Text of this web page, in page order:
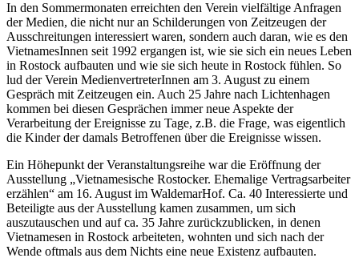
In den Sommermonaten erreichten den Verein vielfältige Anfragen
der Medien, die nicht nur an Schilderungen von Zeitzeugen der
Ausschreitungen interessiert waren, sondern auch daran, wie es den
VietnamesInnen seit 1992 ergangen ist, wie sie sich ein neues Leben
in Rostock aufbauten und wie sie sich heute in Rostock fühlen. So
lud der Verein MedienvertreterInnen am 3. August zu einem
Gespräch mit Zeitzeugen ein. Auch 25 Jahre nach Lichtenhagen
kommen bei diesen Gesprächen immer neue Aspekte der
Verarbeitung der Ereignisse zu Tage, z.B. die Frage, was eigentlich
die Kinder der damals Betroffenen über die Ereignisse wissen.
Ein Höhepunkt der Veranstaltungsreihe war die Eröffnung der
Ausstellung „Vietnamesische Rostocker. Ehemalige Vertragsarbeiter
erzählen“ am 16. August im WaldemarHof. Ca. 40 Interessierte und
Beteiligte aus der Ausstellung kamen zusammen, um sich
auszutauschen und auf ca. 35 Jahre zurückzublicken, in denen
Vietnamesen in Rostock arbeiteten, wohnten und sich nach der
Wende oftmals aus dem Nichts eine neue Existenz aufbauten.